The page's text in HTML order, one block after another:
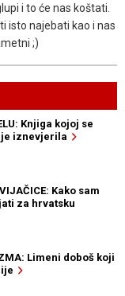
i to će nas koštati.
isto najebati kao i nas
;)
Knjiga kojoj se
iznevjerila
Kako sam
za hrvatsku
Limeni doboš koji